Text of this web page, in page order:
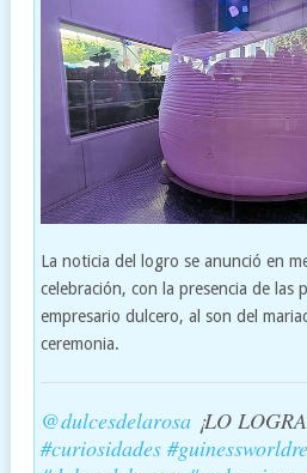
La noticia del logro se anunció en
celebración, con la presencia de las
empresario dulcero, al son del
ceremonia.
@dulcesdelarosa¡LO
#curiosidades